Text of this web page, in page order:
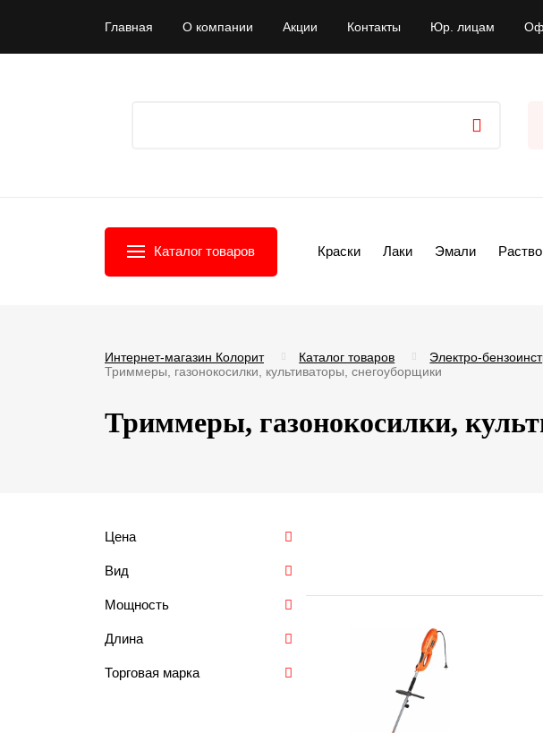
Главная О компании Акции Контакты Юр. лицам
Каталог товаров Краски Лаки Эмали
Интернет-магазин Колорит Каталог товаров
Электро-
Триммеры, газонокосилки, культиваторы, снегоуборщики
Триммеры, газонокосилки,
Цена
Вид
Мощность
Длина
Торговая марка